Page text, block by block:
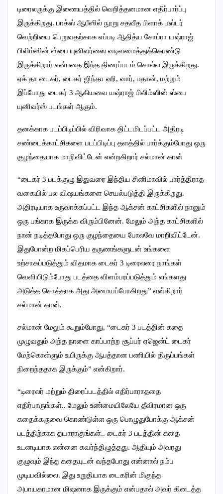
டிரைலருக்கு இணையத்தில் வெறித்தனமான எதிர்பார்ப்பு
இருக்கிறது. பாக்ஸ் ஆபீஸில் நூறு சதவீத பிளாக் பஸ்டர்
வெற்றியை பெறுவதற்காக எப்படி ஆதித்ய சோப்ரா யஷ்ராஜ்
பிலிம்ஸின் ஸ்பை யுனிவர்ஸை வடிவமைத்துக்கொண்டு
இருக்கிறார் என்பதை இந்த திரைப்படம் சொல்ல இருக்கிறது.
ஏக் தா டைகர், டைகர் ஜிந்தா ஹி, வார், பதான், மற்றும்
இப்போது டைகர் 3 ஆகியவை யஷ்ராஜ் பிலிம்ஸின் ஸ்பை
யுனிவர்ஸ் படங்கள் ஆகும்.
தனக்காக படப்பிடிப்பில் விரிவாக திட்டமிடப்பட்ட அதிரடி
சண்டைக்காட்சிகளை படப்பிடிப்பு தளத்தில் பார்க்கும்போது ஒரு
குழந்தையாக மாறிவிட்டேன் என்றகிறார் சல்மான் கான்
“டைகர் 3 படக்குழு இதுவரை இந்திய சினிமாவில் பார்த்திராத
வகையில் பல விஷயங்களை செயல்படுத்தி இருக்கிறது.
அதிரடியாக உருவாக்கப்பட்ட இந்த ஆக்சன் காட்சிகளில் நானும்
ஒரு பங்காக இருக்க விரும்பினேன். மேலும் அந்த காட்சிகளில்
நான் நடித்தபோது ஒரு குழந்தையை போலவே மாறிவிட்டேன்.
இதுபோன்ற மிகப்பெரிய தருணங்களுடன் உங்களை
உற்சாகப்படுத்தும் விதமாக டைகர் 3 டிரைலரை நாங்கள்
வெளியிடும்போது படத்தை விளம்பரப்படுத்தும் எங்களது
அடுத்த சொத்தாக அது அமையப்போகிறது” என்கிறார்
சல்மான் கான்.
சல்மான் மேலும் கூறும்போது, “டைகர் 3 படத்தின் கதை
முழுவதும் அந்த நாளை காப்பாற்ற சூப்பர் ஏஜென்ட் டைகர்
மேற்கொள்ளும் உயிருக்கு ஆபத்தான பணியில் திருப்பங்கள்
நிறைந்ததாக இருக்கும்” என்கிறார்.
“டிரைலர் மற்றும் திரைப்படத்தில் எதிர்பாராததை
எதிர்பாருங்கள்.. மேலும் உண்மையிலேயே தீவிரமான ஒரு
கதைக்கருவை கொண்டுள்ள ஒரு பொழுதுபோக்கு ஆக்சன்
படத்திற்காக தயாராகுங்கள்.. டைகர் 3 படத்தின் கதை
உடனடியாக என்னை கவர்ந்திழுத்தது. ஆதியும் அவரது
குழுவும் இந்த கதையுடன் வந்தபோது என்னால் நம்ப
முடியவில்லை. இது உறுதியாக டைகரின் மிகுந்த
அபாயகரமான மிஷனாக இருக்கும் என்பதால் அவர் கிடைத்த